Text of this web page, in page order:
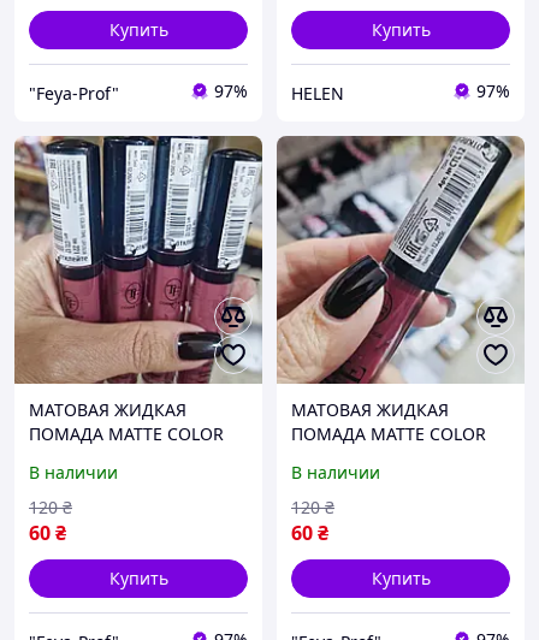
Купить
"Feya-Prof" 97%
Купить
HELEN 97%
МАТОВАЯ ЖИДКАЯ
ПОМАДА MATTE COLOR
CTL12 221
В наличии
60₴
120 ₴
Купить
МАТОВАЯ ЖИДКАЯ
ПОМАДА MATTE COLOR
CTL12 207
В наличии
60₴
120 ₴
Купить